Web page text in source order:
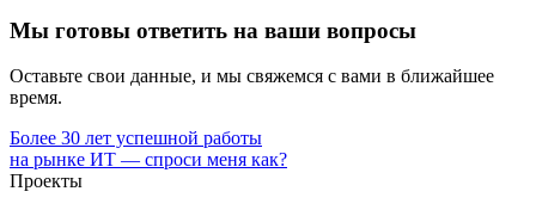
Мы готовы ответить на ваши вопросы
Оставьте свои данные, и мы свяжемся с вами в ближайшее
время.
Более 30 лет успешной работы
на рынке ИТ — спроси меня как?
Проекты